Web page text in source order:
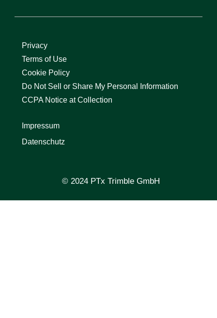
Privacy
Terms of Use
Cookie Policy
Do Not Sell or Share My Personal Information
CCPA Notice at Collection
Impressum
Datenschutz
© 2024 PTx Trimble GmbH